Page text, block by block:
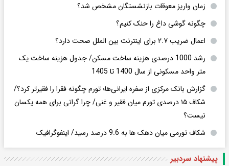
زمان واریز معوقات بازنشستگان مشخص شد؟
چگونه گوشی داغ را حنک کنیم؟
اعمال ضریب ۲.۷ برای اینترنت بین الملل صحت دارد؟
رشد 1000 درصدی هزینه ساخت مسکن/ جدول هزینه ساخت یک
متر واحد مسکونی از سال 1400 تا 1405
گزارش بانک مرکزی از سفره ایرانی‌ها؛ تورم چگونه فقرا را فقیرتر کرد؟/
شکاف ۱۵ درصدی تورم میان فقیر و غنی/ چرا گرانی برای همه یکسان
نیست؟
شکاف تورمی میان دهک ها به 9.6 درصد رسید/ اینفوگرافیک
پیشنهاد سردبیر